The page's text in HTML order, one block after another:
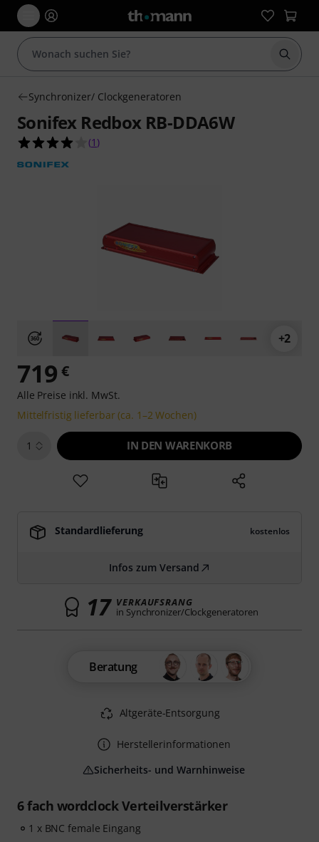
Suche
Synchronizer/ Clockgeneratoren
Sonifex Redbox RB-DDA6W
4.0 von 5 Sternen aus 1 Kundenbewertungen
(1 )
+2
6 fach wordclock Verteilverstärker
1 x BNC female Eingang
719 €
Alle Preise inkl. MwSt.
Mittelfristig lieferbar (ca. 1–2 Wochen)
1 IN DEN WARENKORB
Standardlieferung kostenlos
Infos zum Versand
17 VERKAUFSRANG
in Synchronizer/Clockgeneratoren
Beratung
Altgeräte-Entsorgung
Herstellerinformationen
Sicherheits- und Warnhinweise